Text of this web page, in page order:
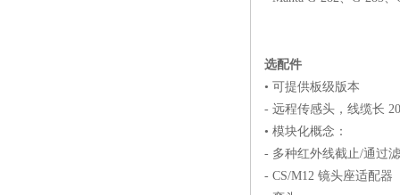
选配件
• 可提供板级版本
- 远程传感头，线缆长
• 模块化概念：
- 多种红外线截止/通过
- CS/M12 镜头座适配器